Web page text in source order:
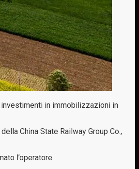
in immobilizzazioni in
China State Railway Group Co.,
l’operatore.